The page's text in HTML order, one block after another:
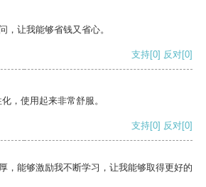
，让我能够省钱又省心。
支持[0] 反对[0]
，使用起来非常舒服。
支持[0] 反对[0]
，能够激励我不断学习，让我能够取得更好的